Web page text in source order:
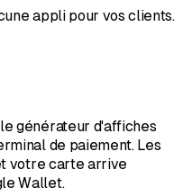
appli pour vos clients.
générateur d'affiches
de paiement. Les
votre carte arrive
Wallet.